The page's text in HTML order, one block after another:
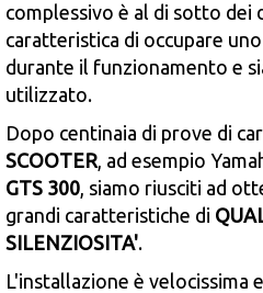
complessivo è al di sotto dei
caratteristica di occupare
durante il funzionamento e
utilizzato.
Dopo centinaia di prove di
SCOOTER, ad esempio
GTS 300, siamo riusciti ad
grandi caratteristiche di
SILENZIOSITA'.
L'installazione è velocissima